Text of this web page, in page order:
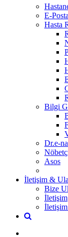
E-Posta
Hasta
Bilgi
Dr.e-
Asos
İletişim &
Bize
İletişim